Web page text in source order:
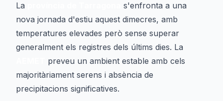
La
s'enfronta a una
nova jornada d'estiu aquest dimecres, amb
temperatures elevades però sense superar
generalment els registres dels últims dies. La
preveu un ambient estable amb cels
majoritàriament serens i absència de
precipitacions significatives.